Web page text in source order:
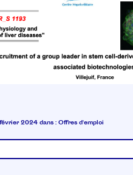
2024 dans : Offres d'emploi